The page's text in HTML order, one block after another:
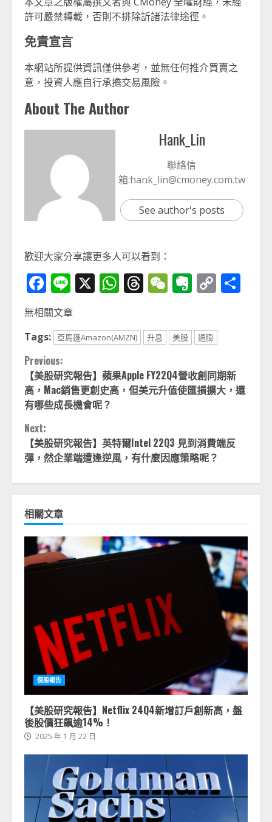
許可嚴禁轉載，否則不排除訢諸法律途徑。
免責宣言
本網站所提供資訊僅供參考，並無任何推介買賣之
意，投資人應自行承擔交易風險。
About The Author
Hank_Lin
聯絡信
箱:hank_lin@cmoney.com.tw
See author's posts
歡迎大家分享讓更多人可以看到：
Facebook
Line
X WhatsApp
Threads
WeChat
Evernote
Copy
無相關文章
Tags:
亞馬遜Amazon(AMZN) 升息 美股 通膨
Continue
Reading
Previous:
【美股研究報告】蘋果Apple FY22Q4營收創同期新
高，Mac銷售更創史高，但美元升值使匯損擴大，還
有哪些成長機會呢？
Next:
【美股研究報告】英特爾Intel 22Q3 見到消費端反
彈，然企業端遭逢逆風，有什麼因應策略呢？
相關文章
個股報告
【美股研究報告】Netflix 24Q4新增訂戶創新高，盤
後股價狂飆逾14%！
2025 年 1 月 22 日